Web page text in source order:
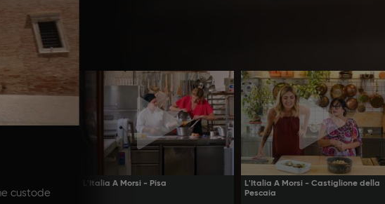
custode
L'Italia A Morsi - Pisa
L'Italia A Morsi - Castiglione della
Pescaia